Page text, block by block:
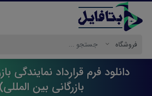
دانلود فرم قرارداد نمایندگی
بازرگانی بین المللی)